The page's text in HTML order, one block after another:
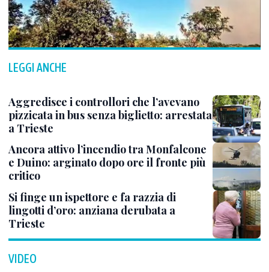
LEGGI ANCHE
Aggredisce i controllori che l’avevano
pizzicata in bus senza biglietto: arrestata
a Trieste
Ancora attivo l’incendio tra Monfalcone
e Duino: arginato dopo ore il fronte più
critico
Si finge un ispettore e fa razzia di
lingotti d’oro: anziana derubata a
Trieste
VIDEO